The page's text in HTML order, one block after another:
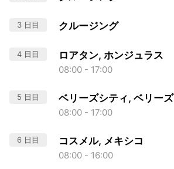
3 日目 クルージング
4 日目 ロアタン, ホンジュラス
08:00 - 17:00
5 日目 ベリーズシティ, ベリーズ
08:00 - 17:00
6 日目 コスメル, メキシコ
08:00 - 16:00